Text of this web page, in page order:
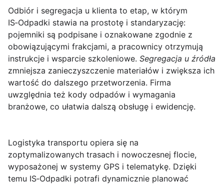
Odbiór i segregacja u klienta to etap, w którym
IS‑Odpadki stawia na prostotę i standaryzację:
pojemniki są podpisane i oznakowane zgodnie z
obowiązującymi frakcjami, a pracownicy otrzymują
instrukcje i wsparcie szkoleniowe. Segregacja u źródła
zmniejsza zanieczyszczenie materiałów i zwiększa ich
wartość do dalszego przetworzenia. Firma
uwzględnia też kody odpadów i wymagania
branżowe, co ułatwia dalszą obsługę i ewidencję.
Logistyka transportu opiera się na
zoptymalizowanych trasach i nowoczesnej flocie,
wyposażonej w systemy GPS i telematykę. Dzięki
temu IS‑Odpadki potrafi dynamicznie planować